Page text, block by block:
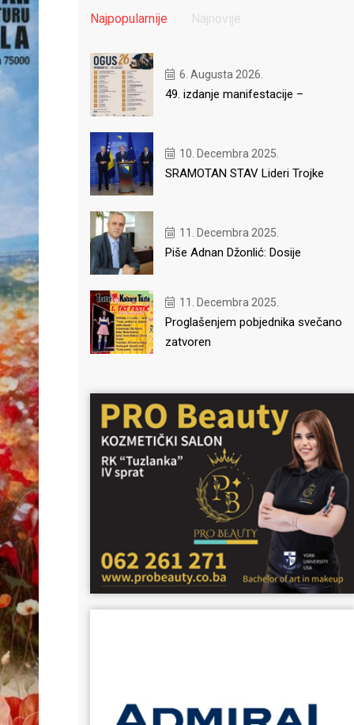
Najpopularnije Najnovije
6. Augusta 2026.
49. izdanje manifestacije –
10. Decembra 2025.
SRAMOTAN STAV Lideri Trojke
11. Decembra 2025.
Piše Adnan Džonlić: Dosije
11. Decembra 2025.
Proglašenjem pobjednika svečano
zatvoren